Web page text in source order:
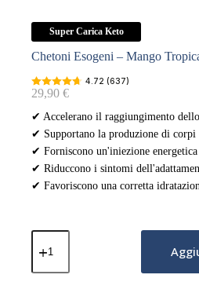
Super Carica Keto
Chetoni Esogeni – Mango
4.72 (637)
29,90 €
✔ Accelerano il raggiungimento
✔ Supportano la produzione di corpi
✔ Forniscono un'iniezione
✔ Riduccono i sintomi
✔ Favoriscono una corretta
Chetoni
Esogeni
Mango